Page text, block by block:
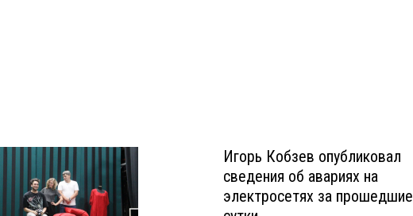
Игорь Кобзев опубликовал
сведения об авариях на
электросетях за прошедшие